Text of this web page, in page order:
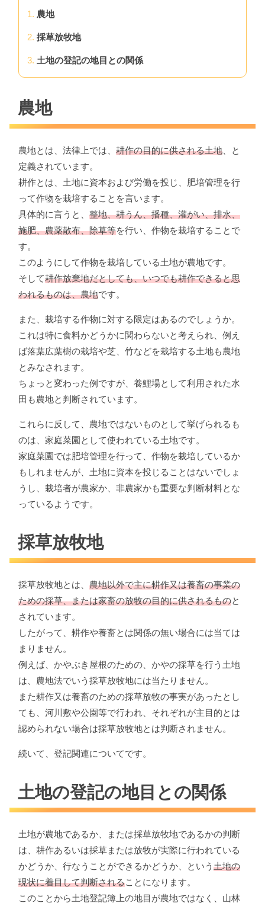
農地
採草放牧地
土地の登記の地目との関係
農地
農地とは、法律上では、 耕作の目的に供される土地 、と
定義されています。
耕作とは、土地に資本および労働を投じ、肥培管理を行
って作物を栽培することを言います。
具体的に言うと、 整地、耕うん、播種、灌がい、排水、
施肥、農薬散布、除草等を行い、作物を栽培することで
す。
このようにして作物を栽培している土地が農地です。
そして耕作放棄地だとしても、いつでも耕作できると思
われるものは、農地です。
また、栽培する作物に対する限定はあるのでしょうか。
これは特に食料かどうかに関わらないと考えられ、例え
ば落葉広葉樹の栽培や芝、竹などを栽培する土地も農地
とみなされます。
ちょっと変わった例ですが、養鯉場として利用された水
田も農地と判断されています。
これらに反して、農地ではないものとして挙げられるも
のは、家庭菜園として使われている土地です。
家庭菜園では肥培管理を行って、作物を栽培しているか
もしれませんが、土地に資本を投じることはないでしょ
うし、栽培者が農家か、非農家かも重要な判断材料とな
っているようです。
採草放牧地
採草放牧地とは、 農地以外で主に耕作又は養畜の事業の
ための採草、または家畜の放牧の目的に供されるものと
されています。
したがって、耕作や養畜とは関係の無い場合には当ては
まりません。
例えば、かやぶき屋根のための、かやの採草を行う土地
は、農地法でいう採草放牧地には当たりません。
また耕作又は養畜のための採草放牧の事実があったとし
ても、河川敷や公園等で行われ、それぞれが主目的とは
認められない場合は採草放牧地とは判断されません。
続いて、登記関連についてです。
土地の登記の地目との関係
土地が農地であるか、または採草放牧地であるかの判断
は、耕作あるいは採草または放牧が実際に行われている
かどうか、行なうことができるかどうか、という 土地の
現状に着目して判断されることになります。
このことから土地登記簿上の地目が農地ではなく、山林